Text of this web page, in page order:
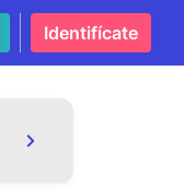
Identifícate